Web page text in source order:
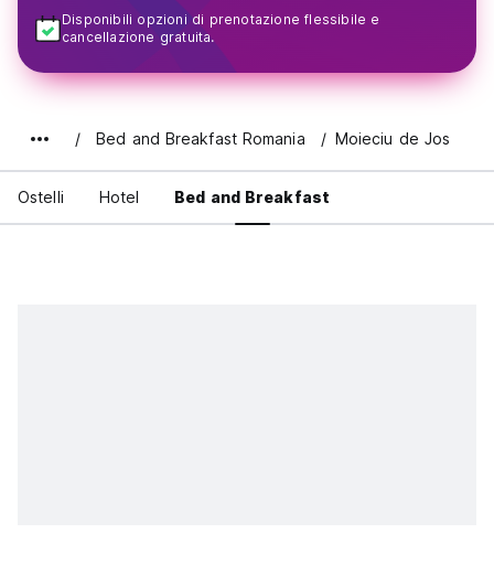
Disponibili opzioni di prenotazione flessibile e
cancellazione gratuita.
Bed and Breakfast Romania Moieciu de Jos
Ostelli Hotel Bed and Breakfast